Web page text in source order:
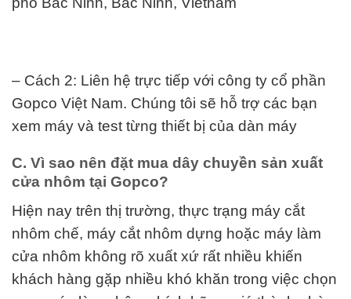
– Cách 2: Liên hệ trực tiếp với công ty cổ phần
Gopco Việt Nam. Chúng tôi sẽ hỗ trợ các bạn
xem máy và test từng thiết bị của dàn máy
C. Vì sao nên đặt mua dây chuyền sản xuất
cửa nhôm tại Gopco?
Hiện nay trên thị trường, thực trạng máy cắt
nhôm chế, máy cắt nhôm dựng hoặc máy làm
cửa nhôm không rõ xuất xứ rất nhiều khiến
khách hàng gặp nhiều khó khăn trong việc chọn